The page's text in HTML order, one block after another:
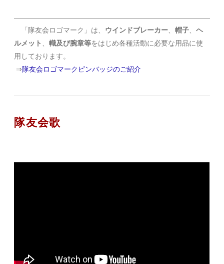
「隊友会ロゴマーク」は、 ウインドブレーカー 、帽子 、ヘ
ルメット
、幟及び腕章等をはじめ各種活動に必要な用品に使
用しております。
⇒隊友会ロゴマークピンバッジのご紹介
隊友会歌